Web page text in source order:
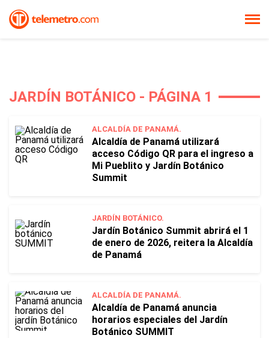
JARDÍN BOTÁNICO - PÁGINA 1
ALCALDÍA DE PANAMÁ.
Alcaldía de Panamá utilizará
acceso Código QR para el ingreso a
Mi Pueblito y Jardín Botánico
Summit
JARDÍN BOTÁNICO.
Jardín Botánico Summit abrirá el 1
de enero de 2026, reitera la Alcaldía
de Panamá
ALCALDÍA DE PANAMÁ.
Alcaldía de Panamá anuncia
horarios especiales del Jardín
Botánico SUMMIT